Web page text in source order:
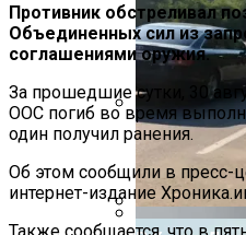
На Какую
Советы Для
Противник обстреливал
Объединенных сил из
соглашениями оружия.
За прошедшие сутки, 30
ООС погиб во время
один получил ранения.
Об этом сообщили в пресс-
интернет-издание
Также сообщается, что в